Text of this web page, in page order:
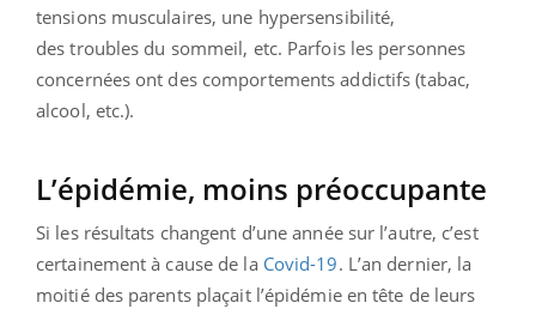
tensions musculaires, une hypersensibilité,
des troubles du sommeil, etc. Parfois les personnes
concernées ont des comportements addictifs (tabac,
alcool, etc.).
L’épidémie, moins préoccupante
Si les résultats changent d’une année sur l’autre, c’est
certainement à cause de la Covid-19. L’an dernier, la
moitié des parents plaçait l’épidémie en tête de leurs